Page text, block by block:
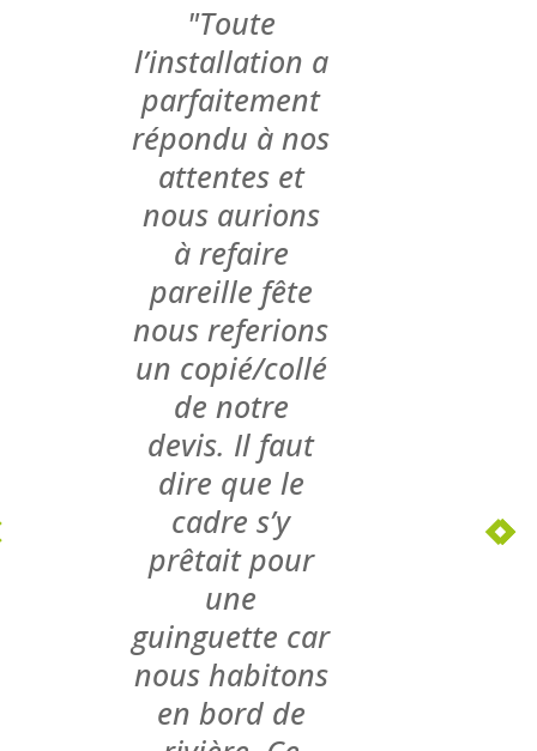
Toute
l’installation a
parfaitement
répondu à nos
attentes et
nous aurions
à refaire
pareille fête
nous referions
un copié/collé
de notre
devis. Il faut
dire que le
cadre s’y
prêtait pour
une
guinguette car
nous habitons
en bord de